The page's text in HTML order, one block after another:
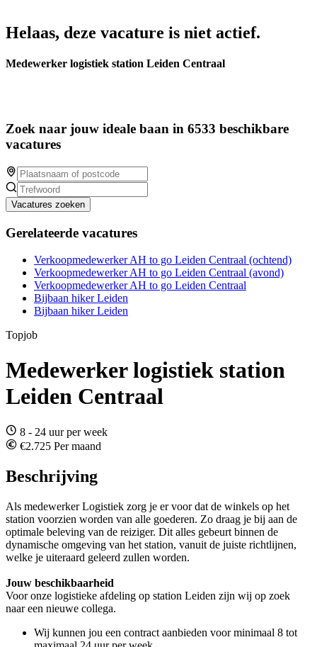
Helaas, deze vacature is niet actief.
Medewerker logistiek station Leiden Centraal
Zoek naar jouw ideale baan in 6533 beschikbare
vacatures
Vacatures zoeken
Gerelateerde vacatures
Verkoopmedewerker AH to go Leiden Centraal (ochtend)
Verkoopmedewerker AH to go Leiden Centraal (avond)
Verkoopmedewerker AH to go Leiden Centraal
Bijbaan hiker Leiden
Bijbaan hiker Leiden
Topjob
Medewerker logistiek station
Leiden Centraal
8 - 24 uur per week
€2.725 Per maand
Beschrijving
Als medewerker Logistiek zorg je er voor dat de winkels op het
station voorzien worden van alle goederen. Zo draag je bij aan de
optimale beleving van de reiziger. Dit alles gebeurt binnen de
dynamische omgeving van het station, vanuit de juiste richtlijnen,
welke je uiteraard geleerd zullen worden.
Jouw beschikbaarheid
Voor onze logistieke afdeling op station Leiden zijn wij op zoek
naar een nieuwe collega.
Wij kunnen jou een contract aanbieden voor minimaal 8 tot